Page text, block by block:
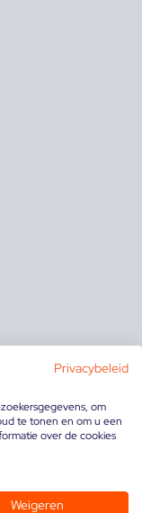
Privacybeleid
om
te tonen en om u een
over de cookies
Weigeren